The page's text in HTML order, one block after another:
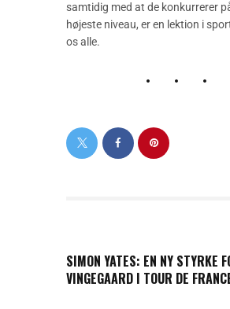
samtidig med at de konkurrerer
højeste niveau, er en lektion i
os alle.
SIMON YATES: EN NY STYRKE
VINGEGAARD I TOUR DE